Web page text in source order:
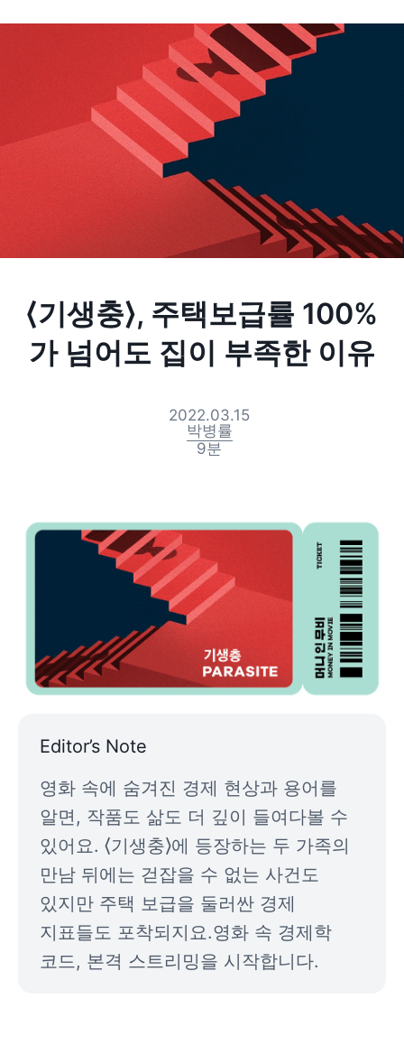
⟨기생충⟩, 주택보급률 100%
가 넘어도 집이 부족한 이유
2022.03.15
박병률
9분
Editor’s Note
영화 속에 숨겨진 경제 현상과 용어를
알면, 작품도 삶도 더 깊이 들여다볼 수
있어요. ⟨기생충⟩에 등장하는 두 가족의
만남 뒤에는 걷잡을 수 없는 사건도
있지만 주택 보급을 둘러싼 경제
지표들도 포착되지요.영화 속 경제학
코드, 본격 스트리밍을 시작합니다.